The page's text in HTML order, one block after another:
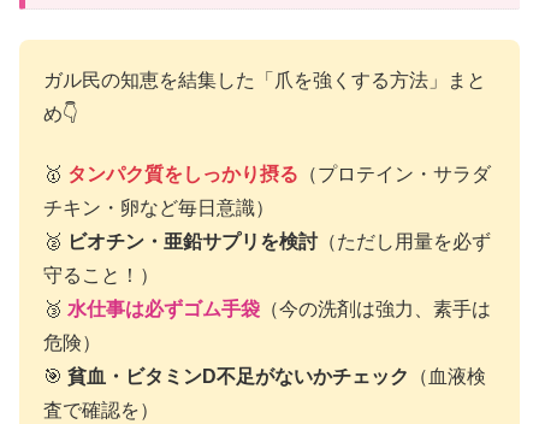
ガル民の知恵を結集した「爪を強くする方法」まと
め👇
🥇 タンパク質をしっかり摂る （プロテイン・サラダ
チキン・卵など毎日意識）
🥈 ビオチン・亜鉛サプリを検討（ただし用量を必ず
守ること！）
🥉 水仕事は必ずゴム手袋 （今の洗剤は強力、素手は
危険）
🎯 貧血・ビタミンD不足がないかチェック
（血液検
査で確認を）